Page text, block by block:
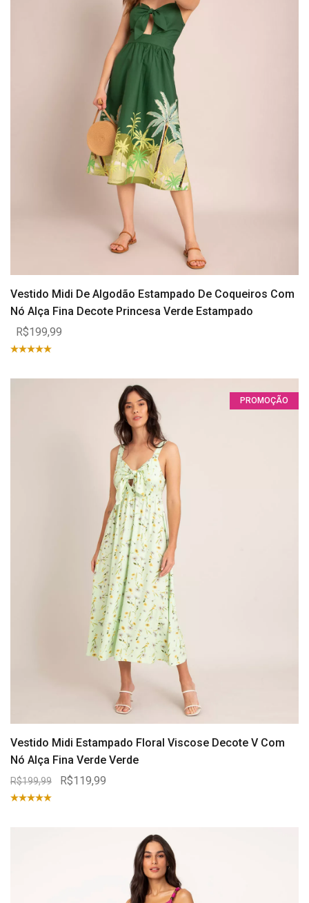
Vestido Midi De Algodão Estampado De Coqueiros Com
Nó Alça Fina Decote Princesa Verde Estampado
R$199,99
PROMOÇÃO
Vestido Midi Estampado Floral Viscose Decote V Com
Nó Alça Fina Verde Verde
R$199,99 R$119,99